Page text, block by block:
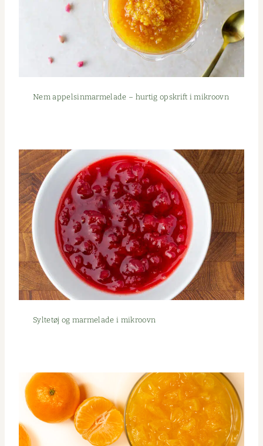
Nem appelsin­marme­lade – hur­tig opskrift i mikroovn
Syl­tetøj og marme­lade i mikroovn